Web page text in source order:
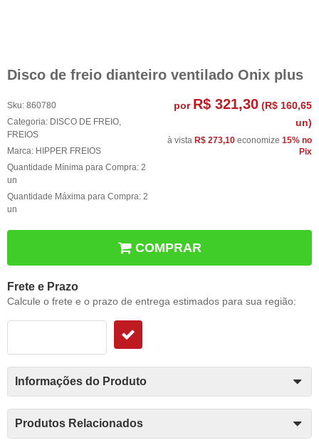
Disco de freio dianteiro ventilado Onix plus
Sku: 860780
Categoria: DISCO DE FREIO,
FREIOS
Marca: HIPPER FREIOS
Quantidade Mínima para Compra: 2
un
Quantidade Máxima para Compra: 2
un
por R$ 321,30 (R$ 160,65
un)
à vista R$ 273,10 economize 15% no
Pix
COMPRAR
Frete e Prazo
Calcule o frete e o prazo de entrega estimados para sua região:
Informações do Produto
Produtos Relacionados